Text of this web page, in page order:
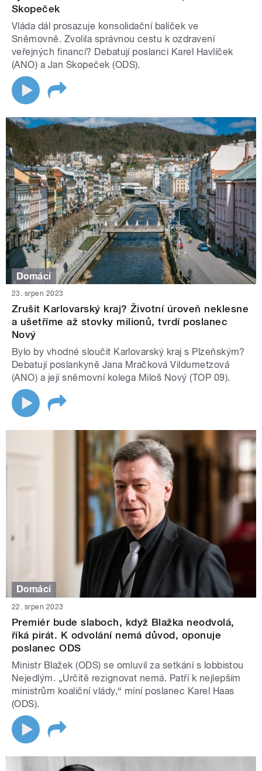
Skopeček
Vláda dál prosazuje konsolidační balíček ve
Sněmovně. Zvolila správnou cestu k ozdravení
veřejných financí? Debatují poslanci Karel Havlíček
(ANO) a Jan Skopeček (ODS).
Domácí
23. srpen 2023
Zrušit Karlovarský kraj? Životní úroveň neklesne
a ušetříme až stovky milionů, tvrdí poslanec
Nový
Bylo by vhodné sloučit Karlovarský kraj s Plzeňským?
Debatují poslankyně Jana Mračková Vildumetzová
(ANO) a její sněmovní kolega Miloš Nový (TOP 09).
Domácí
22. srpen 2023
Premiér bude slaboch, když Blažka neodvolá,
říká pirát. K odvolání nemá důvod, oponuje
poslanec ODS
Ministr Blažek (ODS) se omluvil za setkání s lobbistou
Nejedlým. „Určitě rezignovat nemá. Patří k nejlepším
ministrům koaliční vlády,“ míní poslanec Karel Haas
(ODS).